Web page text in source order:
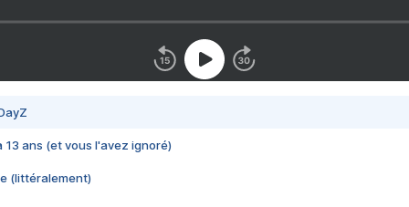
13 ans (et vous l'avez ignoré)
(littéralement)